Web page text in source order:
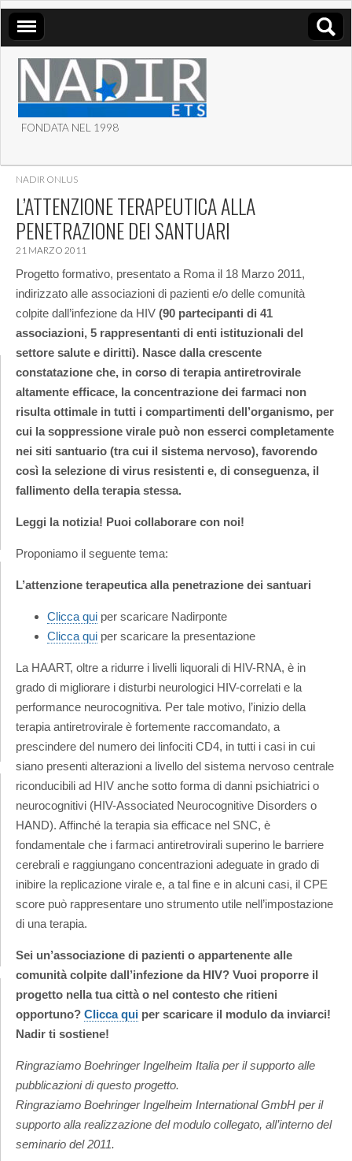
ASSOCIAZIONE NADIR
ETS
FONDATA NEL 1998
NADIR ONLUS
L’ATTENZIONE TERAPEUTICA ALLA
PENETRAZIONE DEI SANTUARI
21 MARZO 2011
Progetto formativo, presentato a Roma il 18 Marzo 2011,
indirizzato alle associazioni di pazienti e/o delle comunità
colpite dall’infezione da HIV (90 partecipanti di 41
associazioni, 5 rappresentanti di enti istituzionali del
settore salute e diritti). Nasce dalla crescente
constatazione che, in corso di terapia antiretrovirale
altamente efficace, la concentrazione dei farmaci non
risulta ottimale in tutti i compartimenti dell’organismo, per
cui la soppressione virale può non esserci completamente
nei siti santuario (tra cui il sistema nervoso), favorendo
così la selezione di virus resistenti e, di conseguenza, il
fallimento della terapia stessa.
Leggi la notizia! Puoi collaborare con noi!
Proponiamo il seguente tema:
L’attenzione terapeutica alla penetrazione dei santuari
Clicca qui per scaricare Nadirponte
Clicca qui per scaricare la presentazione
La HAART, oltre a ridurre i livelli liquorali di HIV-RNA, è in
grado di migliorare i disturbi neurologici HIV-correlati e la
performance neurocognitiva. Per tale motivo, l’inizio della
terapia antiretrovirale è fortemente raccomandato, a
prescindere del numero dei linfociti CD4, in tutti i casi in cui
siano presenti alterazioni a livello del sistema nervoso centrale
riconducibili ad HIV anche sotto forma di danni psichiatrici o
neurocognitivi (HIV-Associated Neurocognitive Disorders o
HAND). Affinché la terapia sia efficace nel SNC, è
fondamentale che i farmaci antiretrovirali superino le barriere
cerebrali e raggiungano concentrazioni adeguate in grado di
inibire la replicazione virale e, a tal fine e in alcuni casi, il CPE
score può rappresentare uno strumento utile nell’impostazione
di una terapia.
Sei un’associazione di pazienti o appartenente alle
comunità colpite dall’infezione da HIV? Vuoi proporre il
progetto nella tua città o nel contesto che ritieni
opportuno? Clicca qui per scaricare il modulo da inviarci!
Nadir ti sostiene!
Ringraziamo Boehringer Ingelheim Italia per il supporto alle
pubblicazioni di questo progetto.
Ringraziamo Boehringer Ingelheim International GmbH per il
supporto alla realizzazione del modulo collegato, all’interno del
seminario del 2011.